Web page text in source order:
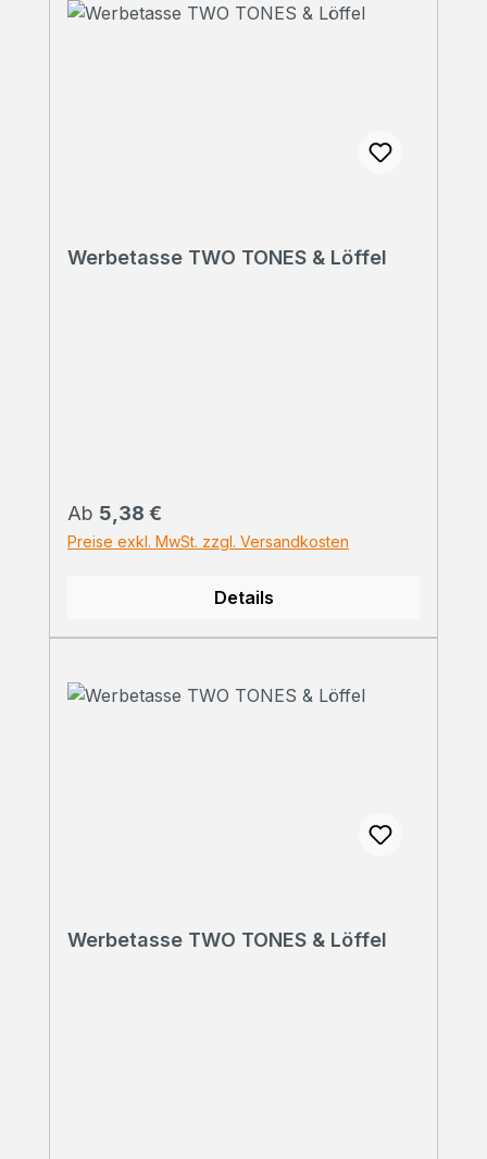
Werbetasse TWO TONES & Löffel
Regulärer Preis:
Ab 5,38 €
Preise exkl. MwSt. zzgl. Versandkosten
Details
Werbetasse TWO TONES & Löffel